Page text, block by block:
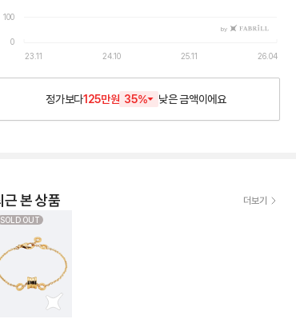
0
100
23.11 24.10 25.11 26.04
by
정가보다125만원 35% 낮은금액이에요
근 본 상품 더보기
SOLD OUT